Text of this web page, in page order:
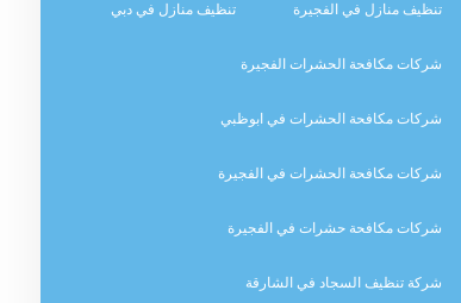
تنظيف منازل في الفجيرة تنظيف منازل في دبي
شركات مكافحة الحشرات الفجيرة
شركات مكافحة الحشرات في ابوظبي
شركات مكافحة الحشرات في الفجيرة
شركات مكافحة حشرات في الفجيرة
شركة تنظيف السجاد في الشارقة